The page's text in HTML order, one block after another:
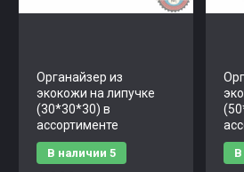
Органайзер из
экокожи на липучке
(30*30*30) в
ассортименте
В наличии 5 В